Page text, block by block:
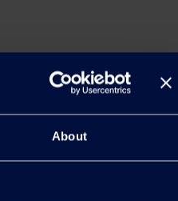
About